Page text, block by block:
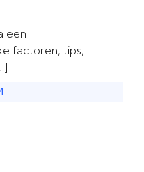
een
factoren, tips,